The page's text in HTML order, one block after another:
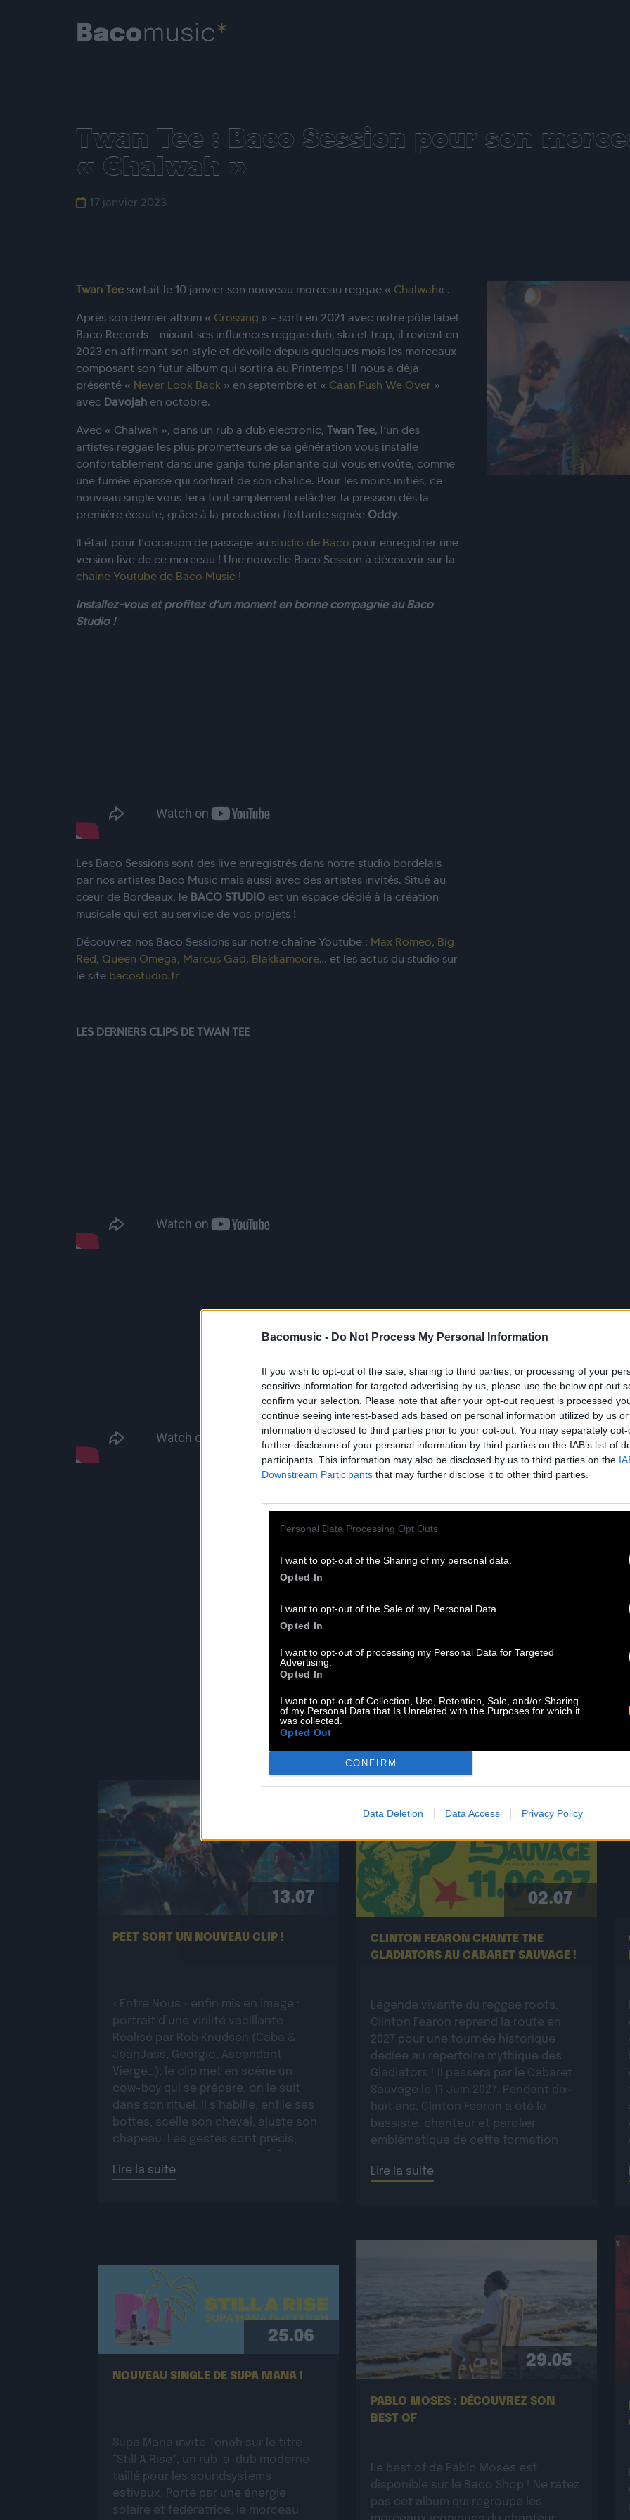
Bacomusic - Do Not Process My Personal Information
If you wish to opt-out of the sale, sharing to third parties, or processing of your
sensitive information for targeted advertising by us, please use the below opt-out
confirm your selection. Please note that after your opt-out request is processed
continue seeing interest-based ads based on personal information utilized by us
information disclosed to third parties prior to your opt-out. You may separately
further disclosure of your personal information by third parties on the IAB’s list of
participants. This information may also be disclosed by us to third parties on the
Downstream Participants that may further disclose it to other third parties.
Personal Data Processing Opt Outs
I want to opt-out of the Sharing of my personal data.
Opted In
I want to opt-out of the Sale of my Personal Data.
Opted In
I want to opt-out of processing my Personal Data for Targeted
Advertising.
Opted In
I want to opt-out of Collection, Use, Retention, Sale, and/or Sharing
of my Personal Data that Is Unrelated with the Purposes for which it
was collected.
Opted Out
CONFIRM
Data Deletion Data Access Privacy Policy
Twan Tee : Baco Session pour son
« Chalwah »
17 janvier 2023
Twan Tee sortait le 10 janvier son nouveau morceau reggae « Chalwah« .
Après son dernier album « Crossing » – sorti en 2021 avec notre pôle label
Baco Records – mixant ses influences reggae dub, ska et trap, il revient en
2023 en affirmant son style et dévoile depuis quelques mois les morceaux
composant son futur album qui sortira au Printemps ! Il nous a déjà
présenté « Never Look Back » en septembre et « Caan Push We Over »
avec Davojahen octobre.
Avec « Chalwah », dans un rub a dub electronic, Twan Tee, l’un des
artistes reggae les plus prometteurs de sa génération vous installe
confortablement dans une ganja tune planante qui vous envoûte, comme
une fumée épaisse qui sortirait de son chalice. Pour les moins initiés, ce
nouveau single vous fera tout simplement relâcher la pression dès la
première écoute, grâce à la production flottante signée Oddy.
Il était pour l’occasion de passage au studio de Baco pour enregistrer une
version live de ce morceau ! Une nouvelle Baco Session à découvrir sur la
chaine Youtube de Baco Music !
Installez-vous et profitez d’un moment en bonne compagnie au Baco
Studio !
Les Baco Sessions sont des live enregistrés dans notre studio bordelais
par nos artistes Baco Music mais aussi avec des artistes invités. Situé au
cœur de Bordeaux, leBACO STUDIO est un espace dédié à la création
musicale qui est au service de vos projets !
Découvrez nos Baco Sessions sur notre chaîne Youtube : Max Romeo, Big
Red, Queen Omega, Marcus Gad, Blakkamoore… et les actus du studio sur
le site bacostudio.fr
LES DERNIERS CLIPS DE TWAN TEE
TOUTES LES
13.07
PEET SORT UN NOUVEAU CLIP !
« Entre Nous » enfin mis en image :
portrait d’une virilité vacillante.
Réalisé par Rob Knudsen (Caba &
JeanJass, Georgio, Ascendant
Vierge…), le clip met en scène un
cow-boy qui se prépare, on le suit
dans son rituel. Il s’habille, enfile ses
bottes, scelle son cheval, ajuste son
chapeau. Les gestes sont précis,
Lire la suite
02.07
CLINTON FEARON CHANTE THE
GLADIATORS AU CABARET SAUVAGE !
Légende vivante du reggae roots,
Clinton Fearon reprend la route en
2027 pour une tournée historique
dédiée au répertoire mythique des
Gladiators ! Il passera par le Cabaret
Sauvage le 11 Juin 2027. Pendant dix-
huit ans, Clinton Fearon a été le
bassiste, chanteur et parolier
emblématique de cette formation
revisiter […]
Lire la suite
25.06
NOUVEAU SINGLE DE SUPA MANA !
Supa Mana invite Tenah sur le titre
“Still A Rise”, un rub-a-dub moderne
taillé pour les soundsystems
estivaux. Porté par une énergie
solaire et fédératrice, le morceau
29.05
PABLO MOSES : DÉCOUVREZ SON
BEST OF
Le best of de Pablo Moses est
disponible sur le Baco Shop ! Ne ratez
pas cet album qui regroupe les